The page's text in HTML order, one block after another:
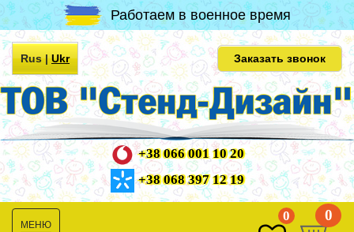
Работаем в военное время
Rus|Ukr Заказать звонок
+38 066 001 10 20
+38 068 397 12 19
0 0